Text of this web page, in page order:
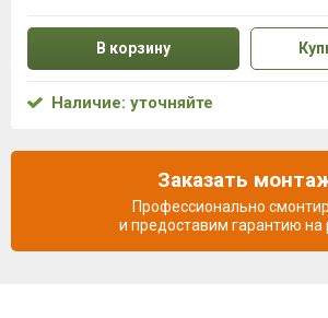
В корзину
Наличие: уточняйте
Заказать
Профессионально
и предоставим гарантию на